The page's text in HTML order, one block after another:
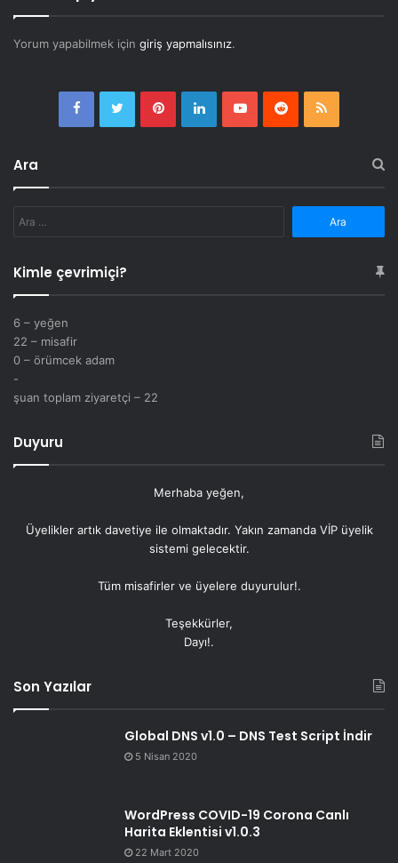
Yorum yapabilmek için giriş yapmalısınız.
FacebookTwitterPinterestLinkedInYouTubeRedditRSS
Ara
Kimle çevrimiçi?
6 – yeğen
22 – misafir
0 – örümcek adam
-
şuan toplam ziyaretçi – 22
Duyuru
Merhaba yeğen,
Üyelikler artık davetiye ile olmaktadır. Yakın zamanda VİP üyelik
sistemi gelecektir.
Tüm misafirler ve üyelere duyurulur!.
Teşekkürler,
Dayı!.
Son Yazılar
Global DNS v1.0 – DNS Test Script İndir
5 Nisan 2020
WordPress COVID-19 Corona Canlı
Harita Eklentisi v1.0.3
22 Mart 2020